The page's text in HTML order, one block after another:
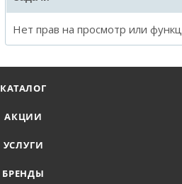
Нет прав на просмотр или
КАТАЛОГ
АКЦИИ
УСЛУГИ
БРЕНДЫ